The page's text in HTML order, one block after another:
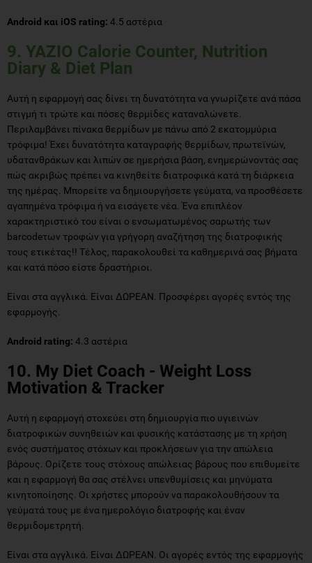
Android και iOS rating: 4.5 αστέρια
9. YAZIO Calorie Counter, Nutrition
Diary & Diet Plan
Αυτή η εφαρμογή σας δίνει τη δυνατότητα να γνωρίζετε ανά πάσα
στιγμή τι τρώτε και πόσες θερμίδες καταναλώνετε.
Περιλαμβάνει πίνακα θερμίδων με πάνω από 2 εκατομμύρια
τρόφιμα! Έχει δυνατότητα καταγραφής θερμίδων, πρωτεϊνών,
υδατανθράκων και λιπών σε ημερήσια βάση, ενημερώνοντάς σας
πώς ακριβώς πρέπει να κινηθείτε διατροφικά κατά τη διάρκεια
της ημέρας. Μπορείτε να δημιουργήσετε γεύματα, να προσθέσετε
αγαπημένα τρόφιμα ή να εισάγετε νέα. Ένα επιπλέον
χαρακτηριστικό του είναι ο ενσωματωμένος σαρωτής των
barcodeτων τροφών για γρήγορη αναζήτηση της διατροφικής
τους ετικέτας!! Τέλος, παρακολουθεί τα καθημερινά σας βήματα
και κατά πόσο είστε δραστήριοι.
Είναι στα αγγλικά. Είναι ΔΩΡΕΑΝ. Προσφέρει αγορές εντός της
εφαρμογής.
Android rating: 4.3 αστέρια
10. My Diet Coach - Weight Loss
Motivation & Tracker
Αυτή η εφαρμογή στοχεύει στη δημιουργία πιο υγιεινών
διατροφικών συνηθειών και φυσικής κατάστασης με τη χρήση
ενός συστήματος στόχων και προκλήσεων για την απώλεια
βάρους. Ορίζετε τους στόχους απώλειας βάρους που επιθυμείτε
και η εφαρμογή θα σας στέλνει υπενθυμίσεις και μηνύματα
κινητοποίησης. Οι χρήστες μπορούν να παρακολουθήσουν τα
γεύματά τους με ένα ημερολόγιο διατροφής και έναν
θερμιδομετρητή.
Είναι στα αγγλικά. Είναι ΔΩΡΕΑΝ. Οι αγορές εντός της εφαρμογής